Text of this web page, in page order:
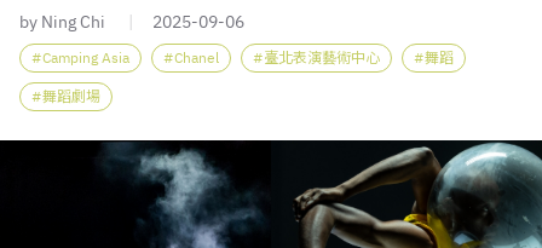
by Ning Chi 2025-09-06
Camping Asia Chanel 臺北表演藝術中心 舞蹈
舞蹈劇場